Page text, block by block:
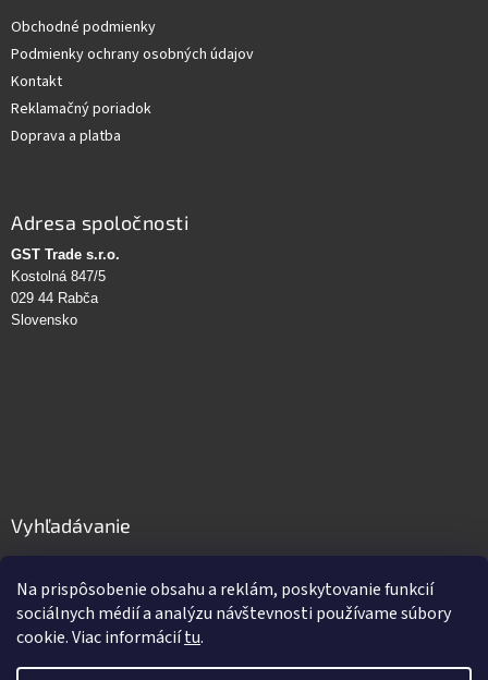
Na prispôsobenie obsahu a reklám, poskytovanie funkcií
sociálnych médií a analýzu návštevnosti používame súbory
cookie. Viac informáciítu.
Obchodné podmienky
Podmienky ochrany osobných údajov
Kontakt
Reklamačný poriadok
Doprava a platba
Adresa spoločnosti
GST Trade s.r.o.
Kostolná 847/5
029 44 Rabča
Slovensko
Vyhľadávanie
HĽADAŤ